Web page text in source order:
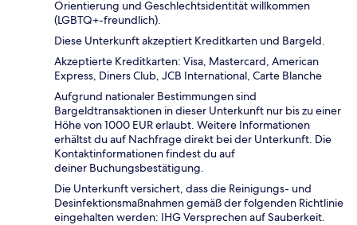
Orientierung und Geschlechtsidentität willkommen
(LGBTQ+-freundlich).
Diese Unterkunft akzeptiert Kreditkarten und Bargeld.
Akzeptierte Kreditkarten: Visa, Mastercard, American
Express, Diners Club, JCB International, Carte Blanche
Aufgrund nationaler Bestimmungen sind
Bargeldtransaktionen in dieser Unterkunft nur bis zu einer
Höhe von 1000 EUR erlaubt. Weitere Informationen
erhältst du auf Nachfrage direkt bei der Unterkunft. Die
Kontaktinformationen findest du auf
deiner Buchungsbestätigung.
Die Unterkunft versichert, dass die Reinigungs- und
Desinfektionsmaßnahmen gemäß der folgenden Richtlinie
eingehalten werden: IHG Versprechen auf Sauberkeit.